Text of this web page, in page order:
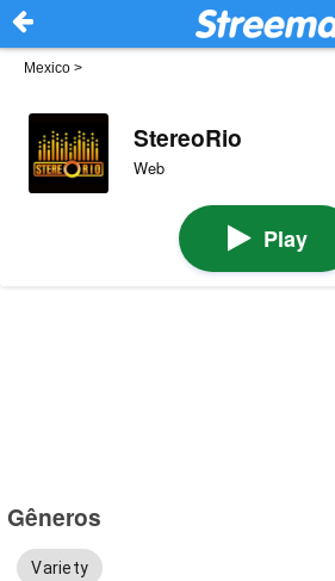
Mexico >
StereoRio
Web
Play
Gêneros
Variety